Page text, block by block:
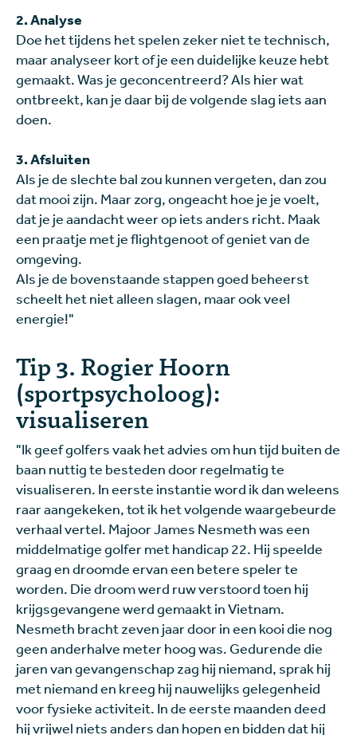
2. Analyse
Doe het tijdens het spelen zeker niet te technisch,
maar analyseer kort of je een duidelijke keuze hebt
gemaakt. Was je geconcentreerd? Als hier wat
ontbreekt, kan je daar bij de volgende slag iets aan
doen.
3. Afsluiten
Als je de slechte bal zou kunnen vergeten, dan zou
dat mooi zijn. Maar zorg, ongeacht hoe je je voelt,
dat je je aandacht weer op iets anders richt. Maak
een praatje met je flightgenoot of geniet van de
omgeving.
Als je de bovenstaande stappen goed beheerst
scheelt het niet alleen slagen, maar ook veel
energie!"
Tip 3. Rogier Hoorn
(sportpsycholoog):
visualiseren
"Ik geef golfers vaak het advies om hun tijd buiten de
baan nuttig te besteden door regelmatig te
visualiseren. In eerste instantie word ik dan weleens
raar aangekeken, tot ik het volgende waargebeurde
verhaal vertel. Majoor James Nesmeth was een
middelmatige golfer met handicap 22. Hij speelde
graag en droomde ervan een betere speler te
worden. Die droom werd ruw verstoord toen hij
krijgsgevangene werd gemaakt in Vietnam.
Nesmeth bracht zeven jaar door in een kooi die nog
geen anderhalve meter hoog was. Gedurende die
jaren van gevangenschap zag hij niemand, sprak hij
met niemand en kreeg hij nauwelijks gelegenheid
voor fysieke activiteit. In de eerste maanden deed
hij vrijwel niets anders dan hopen en bidden dat hij